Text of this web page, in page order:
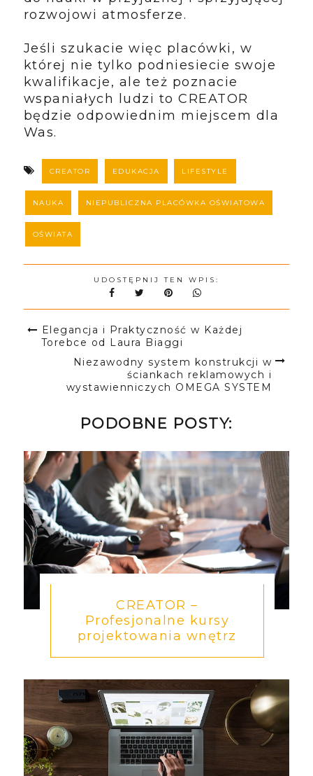
rozwojowi atmosferze.
Jeśli szukacie więc placówki, w
której nie tylko podniesiecie swoje
kwalifikacje, ale też poznacie
wspaniałych ludzi to CREATOR
będzie odpowiednim miejscem dla
Was.
CREATOR EDUKACJA LIFESTYLE
NAUKA NIEPUBLICZNA PLACÓWKA OŚWIATOWA
OŚWIATA
UDOSTĘPNIJ TEN WPIS:
Elegancja i Praktyczność w Każdej
Torebce od Laura Biaggi
Niezawodny system konstrukcji w
ściankach reklamowych i
wystawienniczych OMEGA SYSTEM
PODOBNE POSTY:
CREATOR –
Profesjonalne kursy
projektowania wnętrz